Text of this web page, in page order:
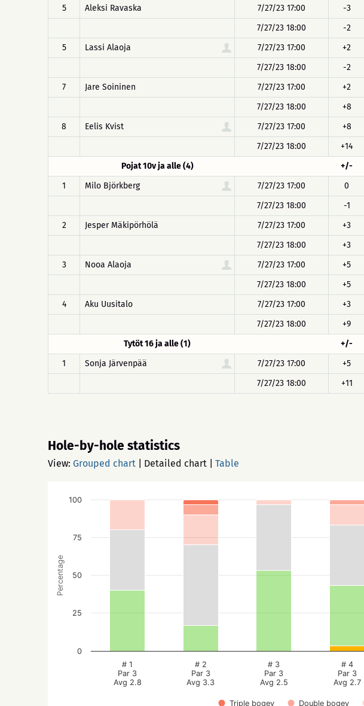
5
Aleksi Ravaska 7/27/23 17:00 -3
7/27/23 18:00
-2
5
Lassi Alaoja 7/27/23 17:00 +2
7/27/23 18:00
-2
7
Jare Soininen 7/27/23 17:00 +2
7/27/23 18:00
+8
8
Eelis Kvist 7/27/23 17:00 +8
7/27/23 18:00
+14
Pojat 10v ja alle (4)
+/-
1
Milo Björkberg 7/27/23 17:00 0
7/27/23 18:00
-1
2
Jesper Mäkipörhölä 7/27/23 17:00 +3
7/27/23 18:00
+3
3
Nooa Alaoja 7/27/23 17:00 +5
7/27/23 18:00
+5
4
Aku Uusitalo 7/27/23 17:00 +3
7/27/23 18:00
+9
Tytöt 16 ja alle (1)
+/-
1
Sonja Järvenpää 7/27/23 17:00 +5
7/27/23 18:00
+11
Hole-by-hole statistics
View: Grouped chart Detailed chart Table
Percentage
Triple bogey Double bogey
# 1
Par 3
Avg 2.8
# 2
Par 3
Avg 3.3
# 3
Par 3
Avg 2.5
# 4
Par 3
Avg 2.7
0
25
50
75
100